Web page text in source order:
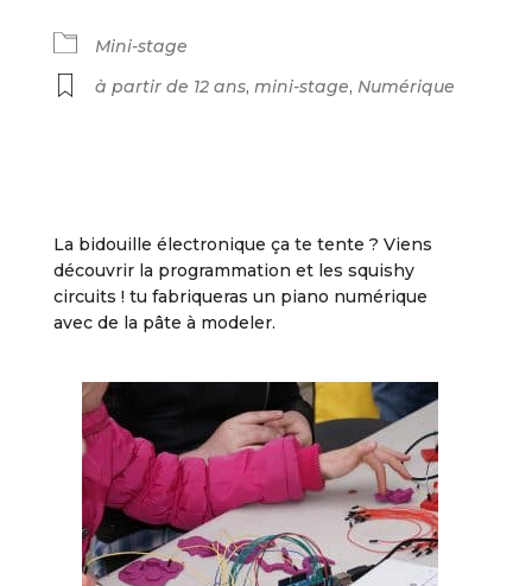
Mini-stage
à partir de 12 ans, mini-stage, Numérique
La bidouille électronique ça te tente ? Viens
découvrir la programmation et les squishy
circuits ! tu fabriqueras un piano numérique
avec de la pâte à modeler.